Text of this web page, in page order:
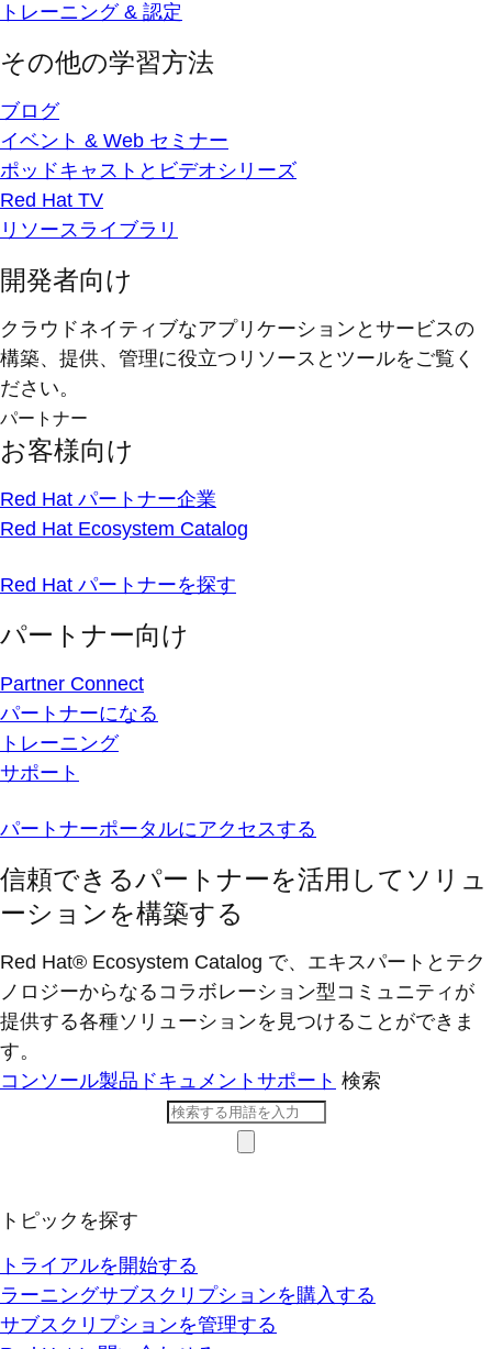
トレーニング & 認定
その他の学習方法
ブログ
イベント & Web セミナー
ポッドキャストとビデオシリーズ
Red Hat TV
リソースライブラリ
開発者向け
クラウドネイティブなアプリケーションとサービスの
構築、提供、管理に役立つリソースとツールをご覧く
ださい。
パートナー
お客様向け
Red Hat パートナー企業
Red Hat Ecosystem Catalog
Red Hat パートナーを探す
パートナー向け
Partner Connect
パートナーになる
トレーニング
サポート
パートナーポータルにアクセスする
信頼できるパートナーを活用してソリュ
ーションを構築する
Red Hat® Ecosystem Catalog で、エキスパートとテク
ノロジーからなるコラボレーション型コミ​ュニティが
提供する各種ソリューションを見つけることができま
す。
コンソール製品ドキュメント サポート 検索
トピックを探す
トライアルを開始する
ラーニングサブスクリプションを購入する
サブスクリプションを管理する